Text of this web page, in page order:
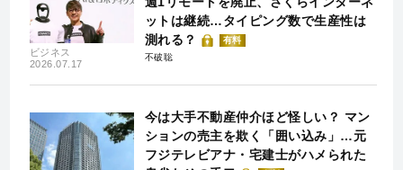
ビジネス
2026.07.17
ットは継続…タイピング数で生産性は
測れる？
有料
不破聡
今は大手不動産仲介ほど怪しい？ マン
ションの売主を欺く「囲い込み」…元
フジテレビアナ・宅建士がハメられた